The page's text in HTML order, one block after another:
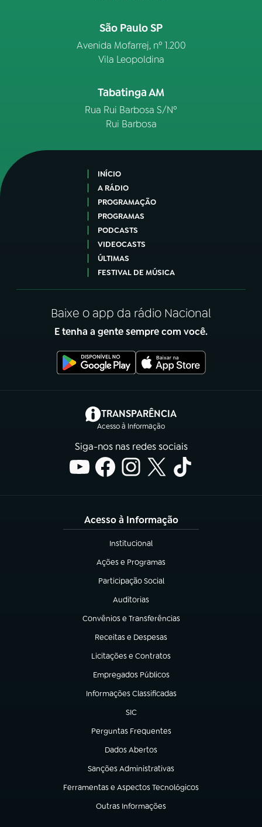
São Paulo SP
Avenida Mofarrej, nº 1.200
Vila Leopoldina
Tabatinga AM
Rua Rui Barbosa S/Nº
Rui Barbosa
INÍCIO
A RÁDIO
PROGRAMAÇÃO
PROGRAMAS
PODCASTS
VIDEOCASTS
ÚLTIMAS
FESTIVAL DE MÚSICA
Baixe o app da rádio Nacional
E tenha a gente sempre com você.
TRANSPARÊNCIA
Acesso à Informação
(abre em nova aba)
Siga-nos nas redes sociais
Acesso à Informação
Institucional
(abre em nova aba)
Ações e Programas
(abre em nova aba)
Participação Social
(abre em nova aba)
Auditorias
(abre em nova aba)
Convênios e Transferências
(abre em nova aba)
Receitas e Despesas
(abre em nova aba)
Licitações e Contratos
(abre em nova aba)
Empregados Públicos
(abre em nova aba)
Informações Classificadas
(abre em nova aba)
SIC
(abre em nova aba)
Perguntas Frequentes
(abre em nova aba)
Dados Abertos
(abre em nova aba)
Sanções Administrativas
(abre em nova aba)
Ferramentas e Aspectos Tecnológicos
(abre em nova aba)
Outras Informações
(abre em nova aba)